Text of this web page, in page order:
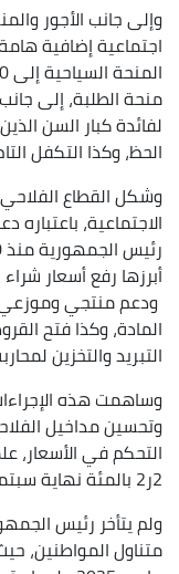
وإلى جانب الأجور
اجتماعية إضافية
منحة الطلبة، إلى
لفائدة كبار السن
الحظ، وكذا التكفل
وشكل القطاع
الاجتماعية، باعتباره
أبرزها رفع أسعار شراء
ودعم منتجي وموزعي
المادة، وكذا فتح
التبريد والتخزين
وساهمت هذه
وتحسين مداخيل
التحكم في الأسعار،
ولم يتأخر رئيس
متناول المواطنين،